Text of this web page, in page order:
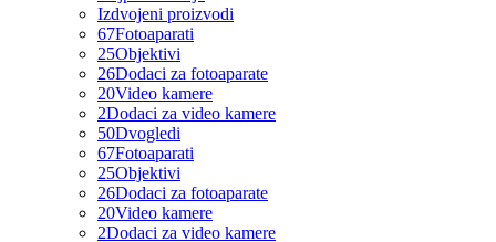
Izdvojeni proizvodi
67Fotoaparati
25Objektivi
26Dodaci za fotoaparate
20Video kamere
2Dodaci za video kamere
50Dvogledi
67Fotoaparati
25Objektivi
26Dodaci za fotoaparate
20Video kamere
2Dodaci za video kamere